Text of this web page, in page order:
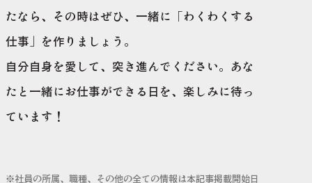
たなら、その時はぜひ、一緒に「わくわくする
仕事」を作りましょう。
自分自身を愛して、突き進んでください。あな
たと一緒にお仕事ができる日を、楽しみに待っ
ています！
※社員の所属、職種、その他の全ての情報は本記事掲載開始日